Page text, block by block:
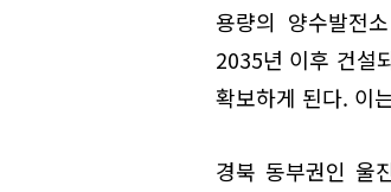
용량의 양수발전
2035년 이후 건설
확보하게 된다. 이
경북 동부권인 울